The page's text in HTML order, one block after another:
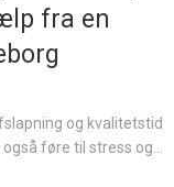
fra en
og kvalitetstid
føre til stress og...